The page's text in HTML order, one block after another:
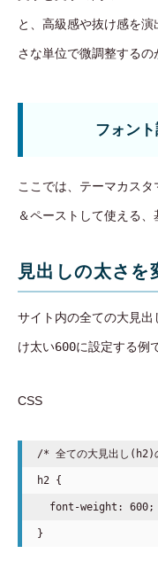
と、高級感や抜け感を演
さな単位で微調整するの
フォン
ここでは、テーマカス
＆ペーストして使える、
見出しの太さを
サイト内の全ての大見
け太い600に設定する例
CSS
/* 全ての大見出し(h2)
h2 {